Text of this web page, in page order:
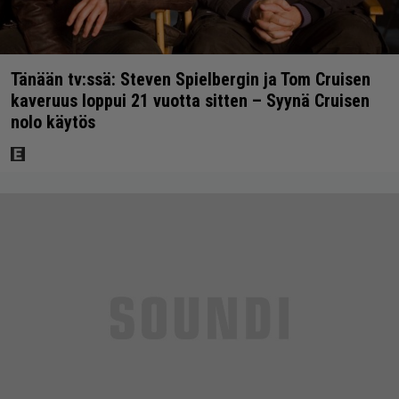
Tänään tv:ssä: Steven Spielbergin ja Tom Cruisen
kaveruus loppui 21 vuotta sitten – Syynä Cruisen
nolo käytös